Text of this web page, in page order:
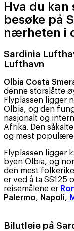
Hva du
besøke på
nærheten i
Sardinia
Lufthavn
Olbia Costa
denne storslåtte
Flyplassen ligger
Olbia, og den
nasjonalt og
Afrika. Den
og mest populære
Flyplassen ligger
byen Olbia, og
den mest
er ved å ta SS125
reisemålene er
Palermo, Napoli,
Bilutleie på